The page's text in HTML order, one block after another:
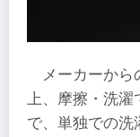
メーカーか
上、摩擦・洗
で、単独での洗